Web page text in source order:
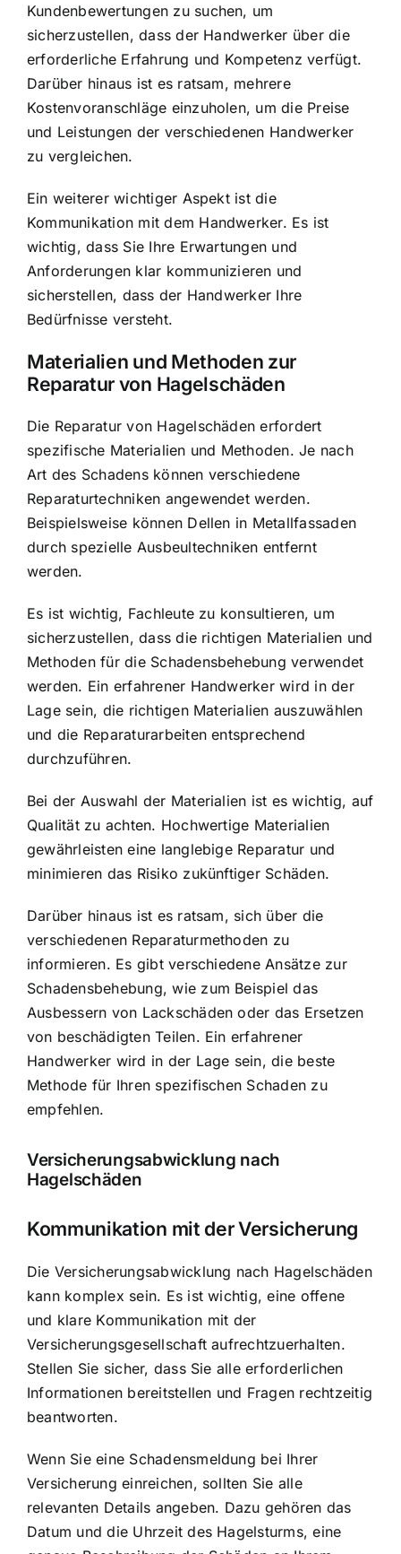
Kundenbewertungen zu suchen, um
sicherzustellen, dass der Handwerker über die
erforderliche Erfahrung und Kompetenz verfügt.
Darüber hinaus ist es ratsam, mehrere
Kostenvoranschläge einzuholen, um die Preise
und Leistungen der verschiedenen Handwerker
zu vergleichen.
Ein weiterer wichtiger Aspekt ist die
Kommunikation mit dem Handwerker. Es ist
wichtig, dass Sie Ihre Erwartungen und
Anforderungen klar kommunizieren und
sicherstellen, dass der Handwerker Ihre
Bedürfnisse versteht.
Materialien und Methoden zur
Reparatur von Hagelschäden
Die Reparatur von Hagelschäden erfordert
spezifische Materialien und Methoden. Je nach
Art des Schadens können verschiedene
Reparaturtechniken angewendet werden.
Beispielsweise können Dellen in Metallfassaden
durch spezielle Ausbeultechniken entfernt
werden.
Es ist wichtig, Fachleute zu konsultieren, um
sicherzustellen, dass die richtigen Materialien und
Methoden für die Schadensbehebung verwendet
werden. Ein erfahrener Handwerker wird in der
Lage sein, die richtigen Materialien auszuwählen
und die Reparaturarbeiten entsprechend
durchzuführen.
Bei der Auswahl der Materialien ist es wichtig, auf
Qualität zu achten. Hochwertige Materialien
gewährleisten eine langlebige Reparatur und
minimieren das Risiko zukünftiger Schäden.
Darüber hinaus ist es ratsam, sich über die
verschiedenen Reparaturmethoden zu
informieren. Es gibt verschiedene Ansätze zur
Schadensbehebung, wie zum Beispiel das
Ausbessern von Lackschäden oder das Ersetzen
von beschädigten Teilen. Ein erfahrener
Handwerker wird in der Lage sein, die beste
Methode für Ihren spezifischen Schaden zu
empfehlen.
Versicherungsabwicklung nach
Hagelschäden
Kommunikation mit der Versicherung
Die Versicherungsabwicklung nach Hagelschäden
kann komplex sein. Es ist wichtig, eine offene
und klare Kommunikation mit der
Versicherungsgesellschaft aufrechtzuerhalten.
Stellen Sie sicher, dass Sie alle erforderlichen
Informationen bereitstellen und Fragen rechtzeitig
beantworten.
Wenn Sie eine Schadensmeldung bei Ihrer
Versicherung einreichen, sollten Sie alle
relevanten Details angeben. Dazu gehören das
Datum und die Uhrzeit des Hagelsturms, eine